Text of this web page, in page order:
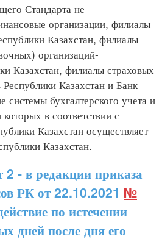
Стандарта не
организации, филиалы
Казахстан, филиалы
организаций-
Казахстан, филиалы страховых
Казахстан и Банк
системы бухгалтерского учета и
в соответствии с
Казахстан осуществляет
Казахстан.
- в редакции приказа
РК от 22.10.2021 №
по истечении
дней после дня его